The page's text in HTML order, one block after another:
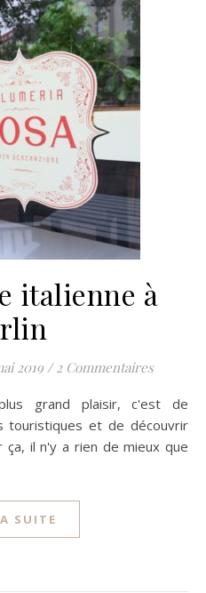
italienne à
2019 / 2 Commentaires
touristiques et de découvrir
il n'y a rien de mieux que
SUITE